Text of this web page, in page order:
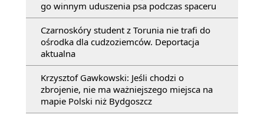
go winnym uduszenia psa podczas spaceru
Czarnoskóry student z Torunia nie trafi do
ośrodka dla cudzoziemców. Deportacja
aktualna
Krzysztof Gawkowski: Jeśli chodzi o
zbrojenie, nie ma ważniejszego miejsca na
mapie Polski niż Bydgoszcz